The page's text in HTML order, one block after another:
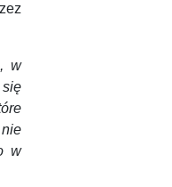
w
w